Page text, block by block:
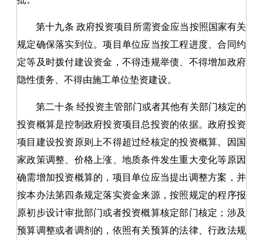
第十九条 政府投资项目所需资金应当按照国家有关
规定确保落实到位。项目单位应当按工程进度、合同约
定等及时拨付建设资金 ， 不得违规举债、不得增加政府
隐性债务、不得由施工单位垫资建设。
第二十条 经投资主管部门或者其他有关部门核定的
投资概算是控制政府投资项目总投资的依据。政府投资
项目建设投资原则上不得超过经核定的投资概算。因国
家政策调整、价格上涨、地质条件发生重大变化等原因
确需增加投资概算的 ， 项目单位应当提出调整方案 ， 并
按本办法第四条规定落实资金来源，按照规定的程序报
原初步设计审批部门或者投资概算核定部门核定 ； 涉及
预算调整或者调剂的 ， 依照有关预算的法律、行政法规